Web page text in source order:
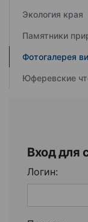
Экология края
Памятники
Фотогалерея
Юферевские
Вход для
Логин: